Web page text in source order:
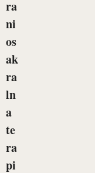
ra
ni
os
ak
ra
ln
a
te
ra
pi